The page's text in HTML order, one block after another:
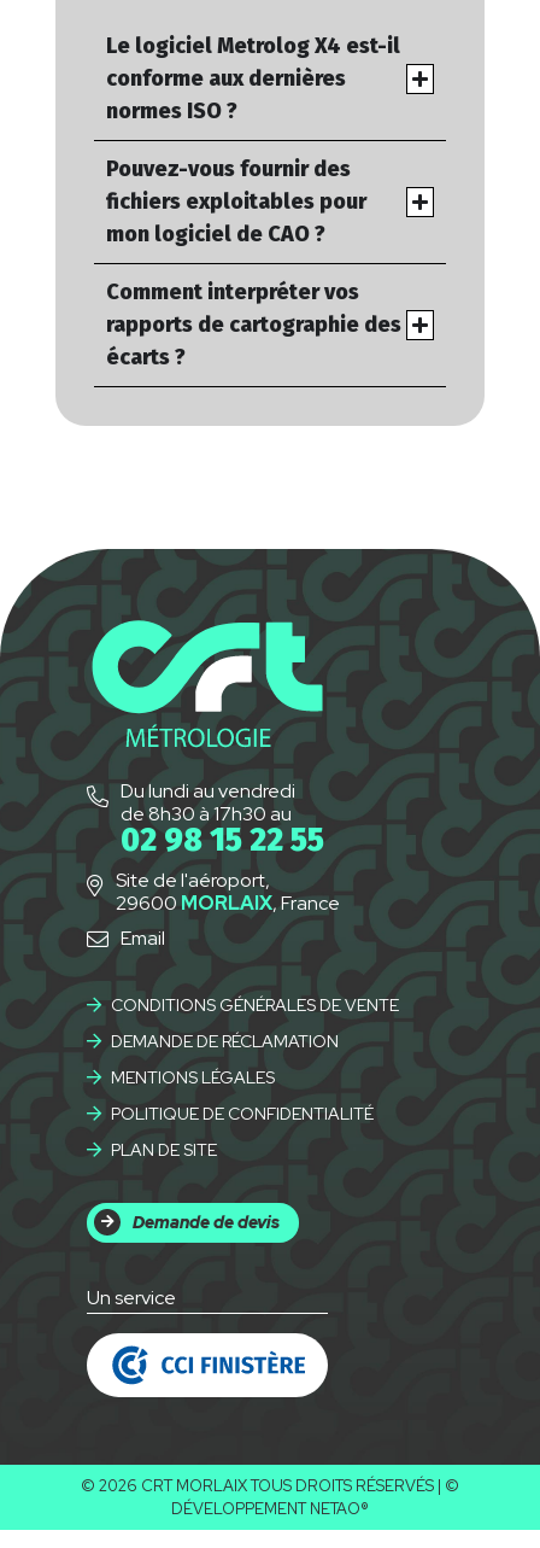
Le logiciel Metrolog X4 est-il
conforme aux dernières
normes ISO ?
Pouvez-vous fournir des
fichiers exploitables pour
mon logiciel de CAO ?
Comment interpréter vos
rapports de cartographie des
écarts ?
Du lundi au vendredi
de 8h30 à 17h30 au
02 98 15 22 55
Site de l'aéroport,
29600 MORLAIX, France
Email
CONDITIONS GÉNÉRALES DE VENTE
DEMANDE DE RÉCLAMATION
MENTIONS LÉGALES
POLITIQUE DE CONFIDENTIALITÉ
PLAN DE SITE
Demande de devis
Un service
© 2026 CRT MORLAIX TOUS DROITS RÉSERVÉS | ©
DÉVELOPPEMENTNETAO®